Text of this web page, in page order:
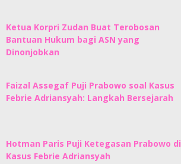
Ketua Korpri Zudan Buat Terobosan
Bantuan Hukum bagi ASN yang
Dinonjobkan
Faizal Assegaf Puji Prabowo soal Kasus
Febrie Adriansyah: Langkah Bersejarah
Hotman Paris Puji Ketegasan Prabowo di
Kasus Febrie Adriansyah